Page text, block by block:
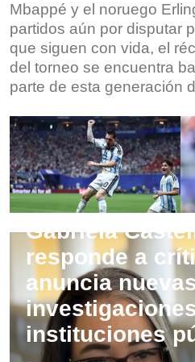
Mbappé y el noruego
partidos aún por disputar
que siguen con vida, el
del torneo se encuentra
parte de esta generación
Nacionales
Gabriela
responde a
anuncia
instituciones